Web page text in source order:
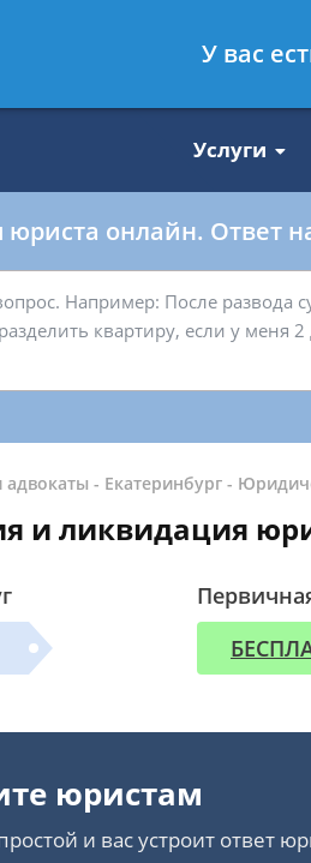
8 812 509-27-47
Услуги
юриста онлайн. Ответ
- Екатеринбург -
и ликвидация
юристам
и вас устроит ответ
У вас